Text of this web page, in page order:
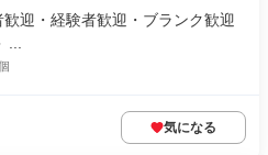
迎・経験者歓迎・ブランク歓迎
気になる